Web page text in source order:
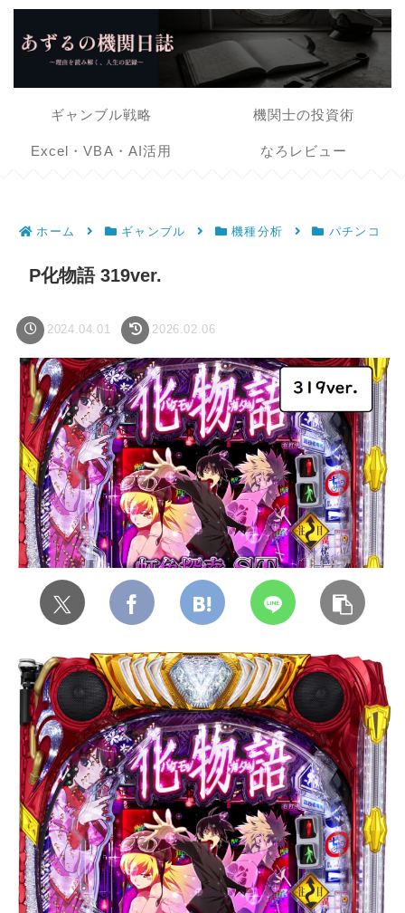
ギャンブル戦略 機関士の投資術
Excel・VBA・AI活用 なろレビュー
ホーム ギャンブル 機種分析 パチンコ
P化物語 319ver.
2024.04.01 2026.02.06